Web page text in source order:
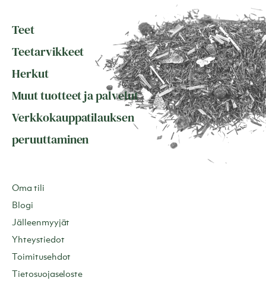
Teet
Teetarvikkeet
Herkut
Muut tuotteet ja palvelut
Verkkokauppatilauksen
peruuttaminen
Oma tili
Blogi
Jälleenmyyjät
Yhteystiedot
Toimitusehdot
Tietosuojaseloste